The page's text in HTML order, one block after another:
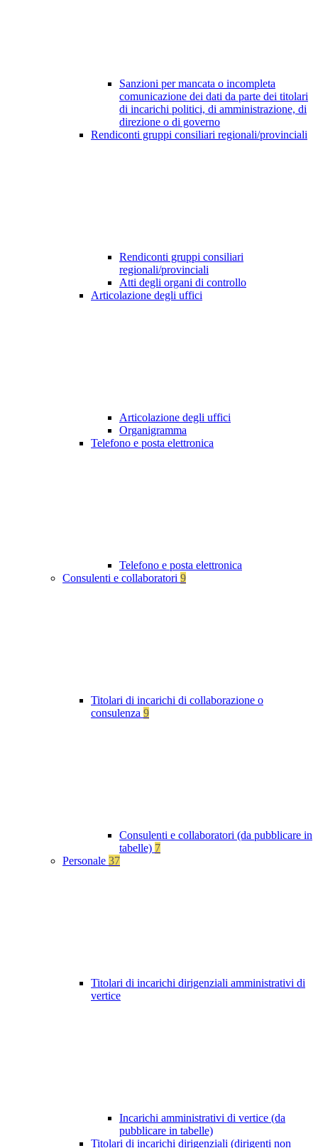
Sanzioni per mancata o incompleta
comunicazione dei dati da parte dei titolari
di incarichi politici, di amministrazione, di
direzione o di governo
Rendiconti gruppi consiliari regionali/provinciali
Rendiconti gruppi consiliari
regionali/provinciali
Atti degli organi di controllo
Articolazione degli uffici
Articolazione degli uffici
Organigramma
Telefono e posta elettronica
Telefono e posta elettronica
Consulenti e collaboratori 9
Titolari di incarichi di collaborazione o
consulenza 9
Consulenti e collaboratori (da pubblicare in
tabelle) 7
Personale 37
Titolari di incarichi dirigenziali amministrativi di
vertice
Incarichi amministrativi di vertice (da
pubblicare in tabelle)
Titolari di incarichi dirigenziali (dirigenti non